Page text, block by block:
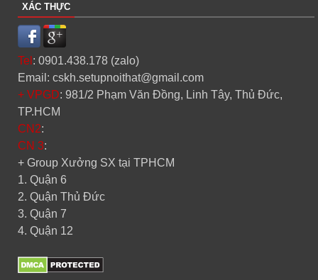
XÁC THỰC
Tel : 0901.438.178 (zalo)
Email: cskh.setupnoithat@gmail.com
+ VPGD: 981/2 Phạm Văn Đồng, Linh Tây, Thủ Đức,
TP.HCM
CN2:
CN 3:
+ Group Xưởng SX tại TPHCM
1. Quận 6
2. Quận Thủ Đức
3. Quận 7
4. Quận 12